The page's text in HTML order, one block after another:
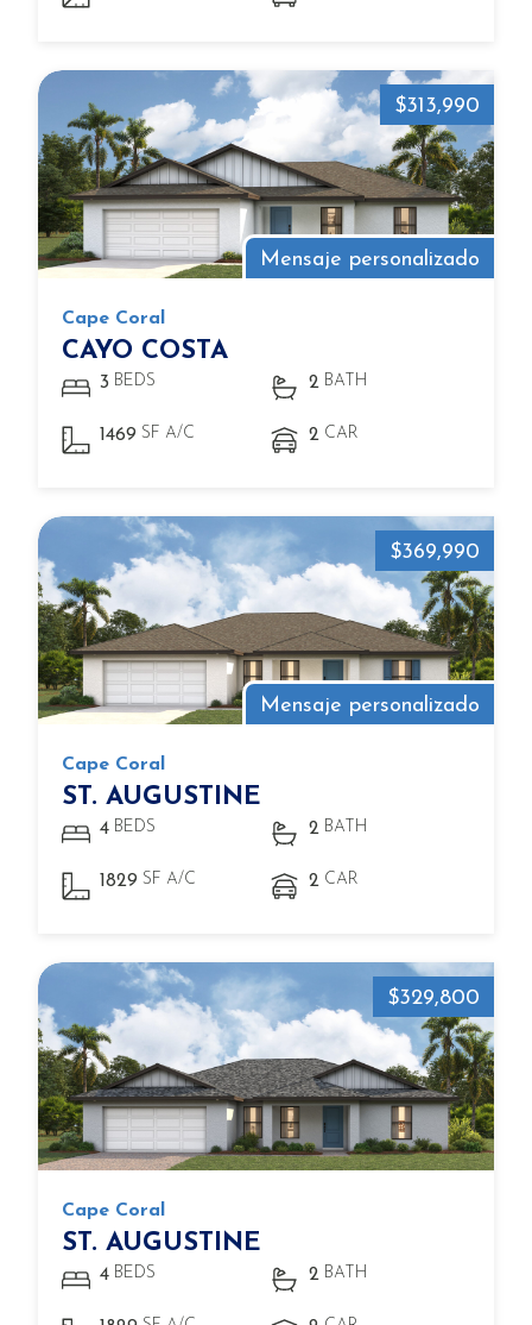
Mensaje personalizado
$313,990
Cape Coral
CAYO COSTA
3 BEDS 2 BATH
1469 SF A/C 2 CAR
Mensaje personalizado
$369,990
Cape Coral
ST. AUGUSTINE
4 BEDS 2 BATH
1829 SF A/C 2 CAR
$329,800
Cape Coral
ST. AUGUSTINE
4 BEDS 2 BATH